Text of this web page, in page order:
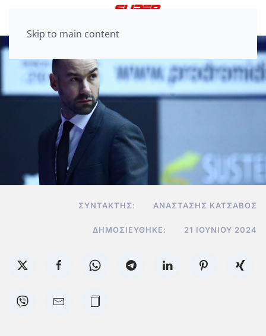
Skip to main content
ΣΥΝΤΆΚΤΗΣ: ΑΝΑΣΤΆΣΗΣ ΚΑΤΣΑΒΌΣ
ΔΗΜΟΣΙΕΎΘΗΚΕ: 21 ΙΟΥΝΊΟΥ 2024